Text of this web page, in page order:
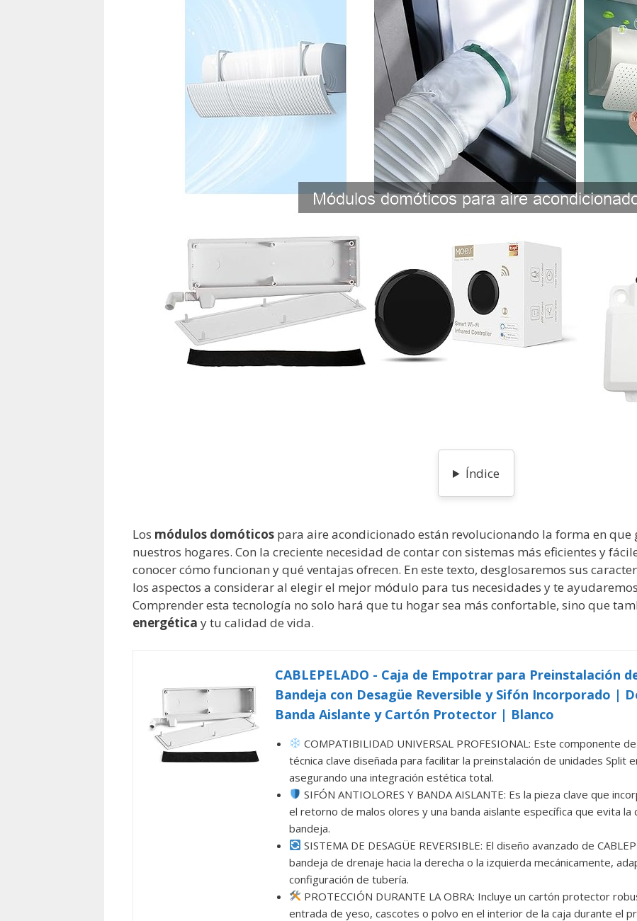
Índice
Los módulos domóticos para aire acondicionado están revolucionando la forma en que
nuestros hogares. Con la creciente necesidad de contar con sistemas más eficientes y
conocer cómo funcionan y qué ventajas ofrecen. En este texto, desglosaremos sus
los aspectos a considerar al elegir el mejor módulo para tus necesidades y te
Comprender esta tecnología no solo hará que tu hogar sea más confortable, sino que
energética y tu calidad de vida.
CABLEPELADO - Caja de Empotrar para Preinstalación
Bandeja con Desagüe Reversible y Sifón Incorporado |
Banda Aislante y Cartón Protector | Blanco
COMPATIBILIDAD UNIVERSAL PROFESIONAL: Este componente
técnica clave diseñada para facilitar la preinstalación de unidades Split
asegurando una integración estética total.
SIFÓN ANTIOLORES Y BANDA AISLANTE: Es la pieza clave que
el retorno de malos olores y una banda aislante específica que evita la
bandeja.
SISTEMA DE DESAGÜE REVERSIBLE: El diseño avanzado de
bandeja de drenaje hacia la derecha o la izquierda mecánicamente,
configuración de tubería.
PROTECCIÓN DURANTE LA OBRA: Incluye un cartón protector
entrada de yeso, cascotes o polvo en el interior de la caja durante el